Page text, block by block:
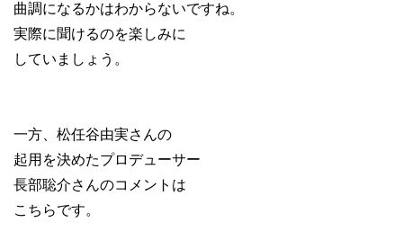
曲調になるかはわからないですね。
実際に聞けるのを楽しみに
していましょう。
一方、松任谷由実さんの
起用を決めたプロデューサー
長部聡介さんのコメントは
こちらです。